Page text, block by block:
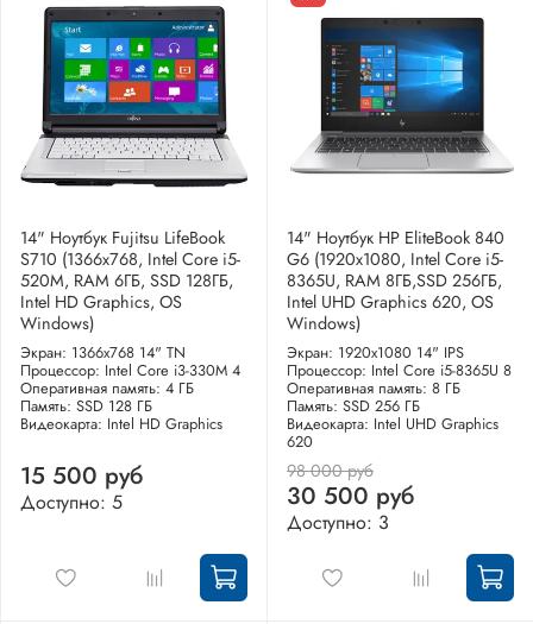
14" Ноутбук Fujitsu LifeBook
S710 (1366x768, Intel Core i5-
520M, RAM 6ГБ, SSD 128ГБ,
Intel HD Graphics, OS
Windows)
Экран: 1366x768 14" TN
Процессор: Intel Core i3-330M 4
Оперативная память: 4 ГБ
Память: SSD 128 ГБ
Видеокарта: Intel HD Graphics
15 500 руб
Доступно: 5
14" Ноутбук HP EliteBook 840
G6 (1920x1080, Intel Core i5-
8365U, RAM 8ГБ,SSD 256ГБ,
Intel UHD Graphics 620, OS
Windows)
Экран: 1920x1080 14" IPS
Процессор: Intel Core i5-8365U 8
Оперативная память: 8 ГБ
Память: SSD 256 ГБ
Видеокарта: Intel UHD Graphics
620
98 000 руб
30 500 руб
Доступно: 3